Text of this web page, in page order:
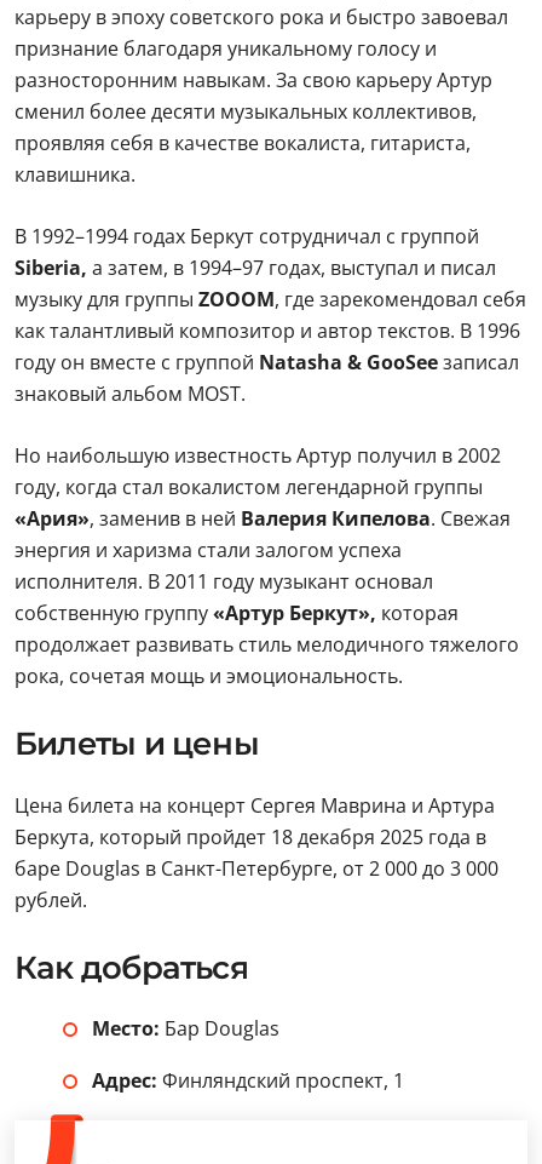
карьеру в эпоху советского рока и быстро завоевал
признание благодаря уникальному голосу и
разносторонним навыкам. За свою карьеру Артур
сменил более десяти музыкальных коллективов,
проявляя себя в качестве вокалиста, гитариста,
клавишника.
В 1992–1994 годах Беркут сотрудничал с группой
Siberia, а затем, в 1994–97 годах, выступал и писал
музыку для группы ZOOOM, где зарекомендовал себя
как талантливый композитор и автор текстов. В 1996
году он вместе с группой Natasha & GooSeeзаписал
знаковый альбом MOST.
Но наибольшую известность Артур получил в 2002
году, когда стал вокалистом легендарной группы
«Ария», заменив в ней Валерия Кипелова. Свежая
энергия и харизма стали залогом успеха
исполнителя. В 2011 году музыкант основал
собственную группу«Артур Беркут», которая
продолжает развивать стиль мелодичного тяжелого
рока, сочетая мощь и эмоциональность.
Билеты и цены
Цена билета на концерт Сергея Маврина и Артура
Беркута, который пройдет 18 декабря 2025 года в
баре Douglas в Санкт-Петербурге, от 2 000 до 3 000
рублей.
Как добраться
Место: Бар Douglas
Адрес: Финляндский проспект, 1